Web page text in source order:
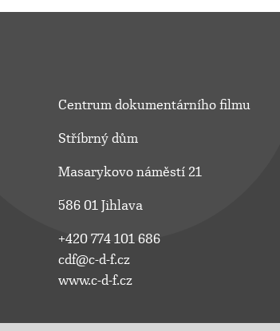
Centrum dokumentárního filmu
Stříbrný dům
Masarykovo náměstí 21
586 01 Jihlava
+420 774 101 686
cdf@c-d-f.cz
www.c-d-f.cz